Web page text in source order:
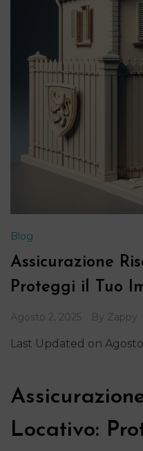
Blog
Assicurazione
Proteggi il Tuo
Agosto 2, 2025 By Zappy
Last Updated on
Locativo: